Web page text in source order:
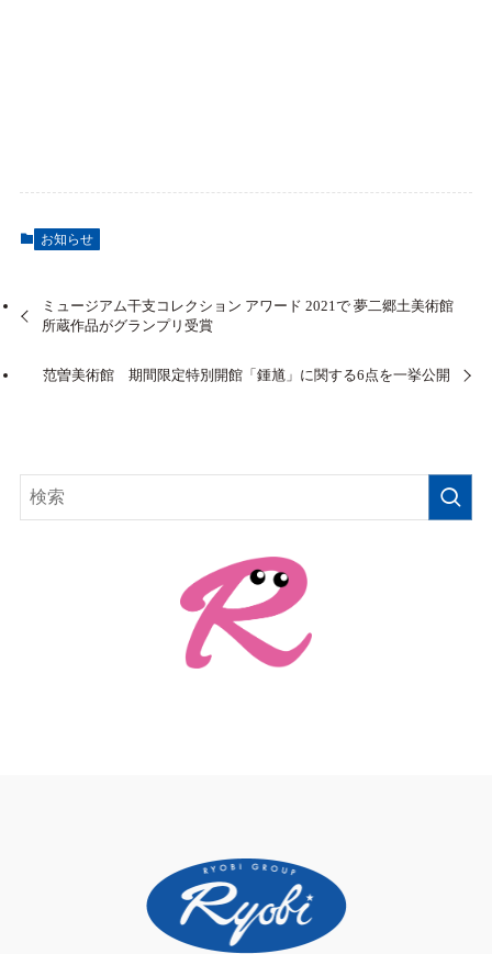
お知らせ
ミュージアム干支コレクション アワード 2021で 夢二郷土美術館
所蔵作品がグランプリ受賞
范曽美術館 期間限定特別開館「鍾馗」に関する6点を一挙公開